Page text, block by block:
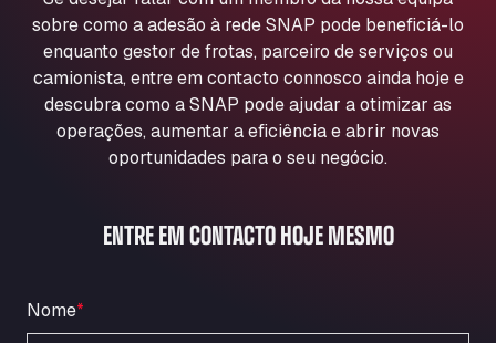
Aqua Ariva GmbH
Marie-Curie-Straße 24, 68219
Aral Autohof Bockel
An der Autobahn 1, 27404
ARAL Autohof Bockenem
Oppelner Str. 1, 31167
Nellinger Str. 24, 89188
ARAL Autohof Preis
ARAL Tankstelle - XXL Truckwash.de
GmbH
sobre como a adesão à rede SNAP pode beneficiá-lo
enquanto gestor de frotas, parceiro de serviços ou
camionista, entre em contacto connosco ainda hoje e
descubra como a SNAP pode ajudar a otimizar as
operações, aumentar a eficiência e abrir novas
oportunidades para o seu negócio.
ENTRE EM CONTACTO HOJE MESMO
Nome*